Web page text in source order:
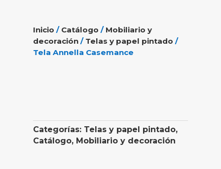
Inicio / Catálogo / Mobiliario y
decoración / Telas y papel pintado /
Tela Annella Casemance
Categorías: Telas y papel pintado,
Catálogo, Mobiliario y decoración